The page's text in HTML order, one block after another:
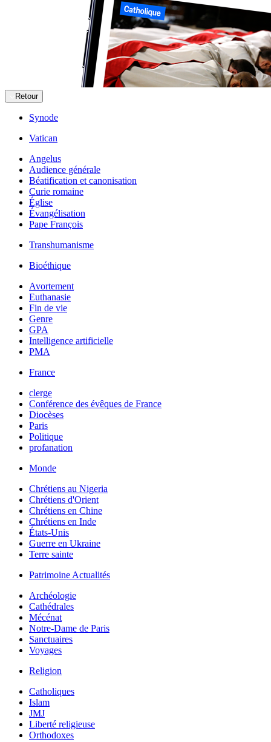
Retour
Synode
Vatican
Angelus
Audience générale
Béatification et canonisation
Curie romaine
Église
Évangélisation
Pape François
Transhumanisme
Bioéthique
Avortement
Euthanasie
Fin de vie
Genre
GPA
Intelligence artificielle
PMA
France
clerge
Conférence des évêques de France
Diocèses
Paris
Politique
profanation
Monde
Chrétiens au Nigeria
Chrétiens d'Orient
Chrétiens en Chine
Chrétiens en Inde
États-Unis
Guerre en Ukraine
Terre sainte
Patrimoine Actualités
Archéologie
Cathédrales
Mécénat
Notre-Dame de Paris
Sanctuaires
Voyages
Religion
Catholiques
Islam
JMJ
Liberté religieuse
Orthodoxes